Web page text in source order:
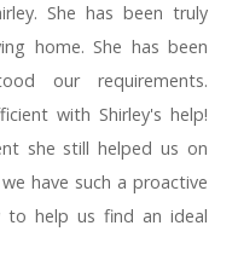
She has been truly
home. She has been
our requirements.
with Shirley's help!
she still helped us on
have such a proactive
to help us find an ideal